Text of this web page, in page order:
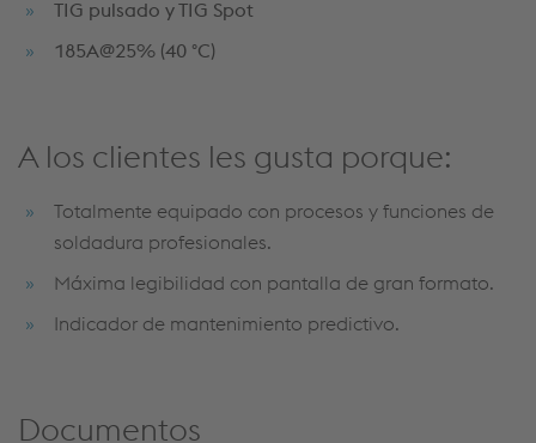
TIG pulsado y TIG Spot
185A@25% (40 °C)
A los clientes les gusta porque:
Totalmente equipado con procesos y funciones de
soldadura profesionales.
Máxima legibilidad con pantalla de gran formato.
Indicador de mantenimiento predictivo.
Documentos